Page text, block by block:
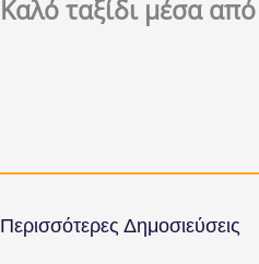
Καλό ταξίδι μέσα
Περισσότερες Δημοσιεύσεις